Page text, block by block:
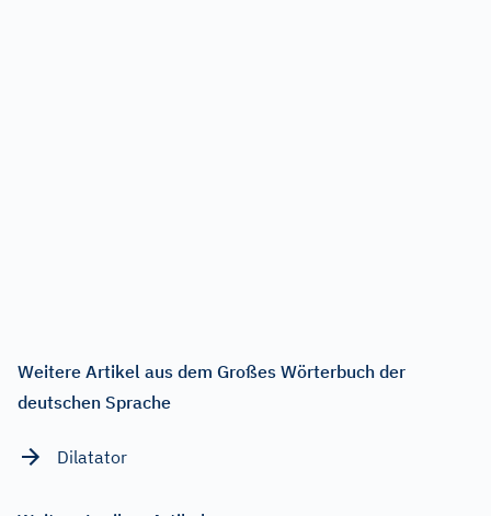
Weitere Artikel aus dem Großes Wörterbuch der
deutschen Sprache
Dilatator